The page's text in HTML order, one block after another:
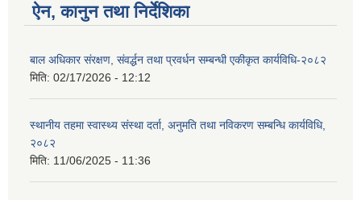
ऐन, कानुन तथा निर्देशिका
बाल अधिकार संरक्षण, संवर्द्धन तथा प्रवर्धन सम्बन्धी एकीकृत कार्यविधि-२०८२
मिति: 02/17/2026 - 12:12
स्थानीय तहमा स्वास्थ्य संस्था दर्ता, अनुमति तथा नविकरण सम्बन्धि कार्यविधि,
२०८२
मिति: 11/06/2025 - 11:36